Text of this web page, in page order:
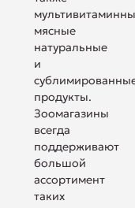
мясные
натуральные
и
продукты.
Зоомагазины
всегда
поддерживают
большой
ассортимент
таких